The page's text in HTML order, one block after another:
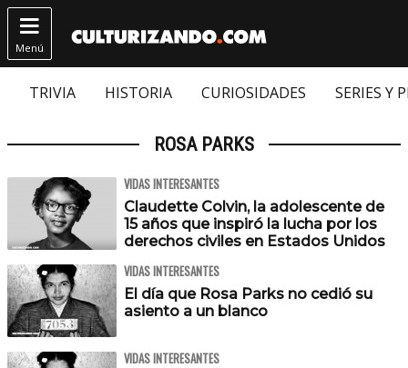

Menú
TRIVIA HISTORIA CURIOSIDADES SERIES Y
ROSA PARKS
VIDAS INTERESANTES
Claudette Colvin, la adolescente de
15 años que inspiró la lucha por los
derechos civiles en Estados Unidos
VIDAS INTERESANTES
El día que Rosa Parks no cedió su
asiento a un blanco
VIDAS INTERESANTES